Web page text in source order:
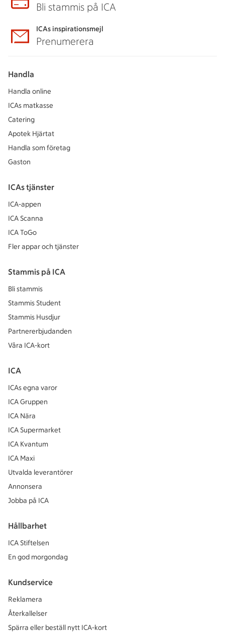
Bli stammis på ICA
ICAs inspirationsmejl
Prenumerera
Handla
Handla online
ICAs matkasse
Catering
Apotek Hjärtat
Handla som företag
Gaston
ICAs tjänster
ICA-appen
ICA Scanna
ICA ToGo
Fler appar och tjänster
Stammis på ICA
Bli stammis
Stammis Student
Stammis Husdjur
Partnererbjudanden
Våra ICA-kort
ICA
ICAs egna varor
ICA Gruppen
ICA Nära
ICA Supermarket
ICA Kvantum
ICA Maxi
Utvalda leverantörer
Annonsera
Jobba på ICA
Hållbarhet
ICA Stiftelsen
En god morgondag
Kundservice
Reklamera
Återkallelser
Spärra eller beställ nytt ICA-kort